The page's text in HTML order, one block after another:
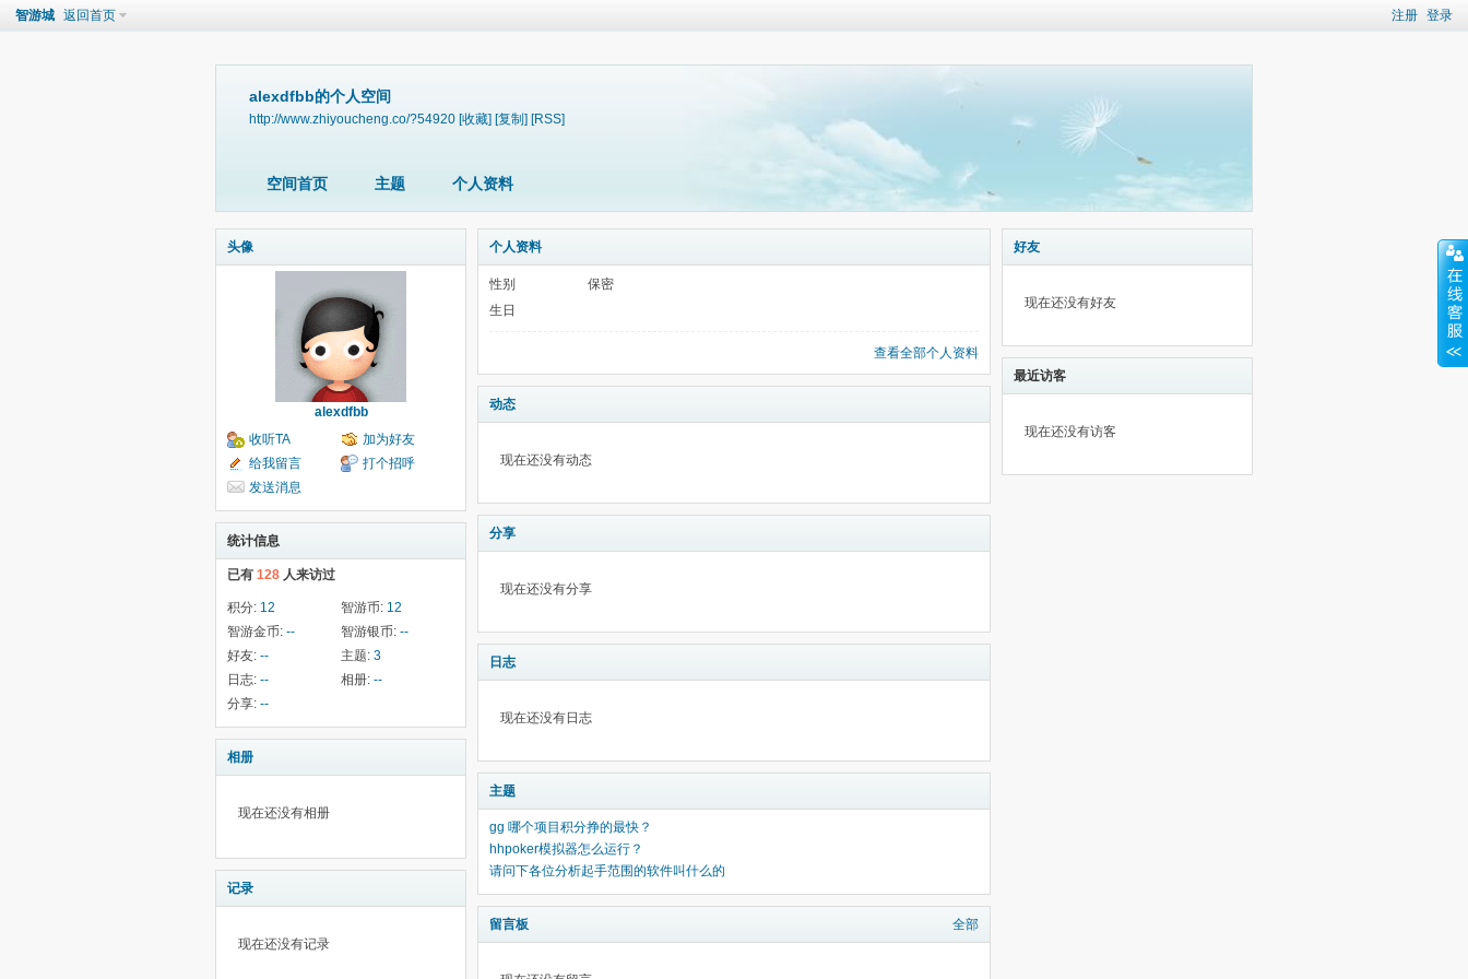
注册 登录
智游城 返回首页
alexdfbb的个人空间
http://www.zhiyoucheng.co/?54920 [收藏] [复制] [RSS]
空间首页 主题 个人资料
头像
alexdfbb
收听TA
加为好友
给我留言
打个招呼
发送消息
统计信息
已有 128 人来访过
积分: 12 智游币: 12
智游金币: -- 智游银币: --
好友: -- 主题: 3
日志: -- 相册: --
分享: --
相册
现在还没有相册
记录
现在还没有记录
个人资料
性别
保密
生日
查看全部个人资料
动态
现在还没有动态
分享
现在还没有分享
日志
现在还没有日志
主题
gg 哪个项目积分挣的最快？
hhpoker模拟器怎么运行？
请问下各位分析起手范围的软件叫什么的
留言板 全部
好友
现在还没有好友
最近访客
现在还没有访客